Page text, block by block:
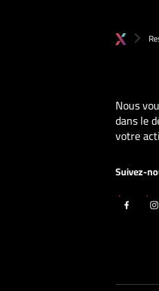
Nous
dans le
votre
Suivez-